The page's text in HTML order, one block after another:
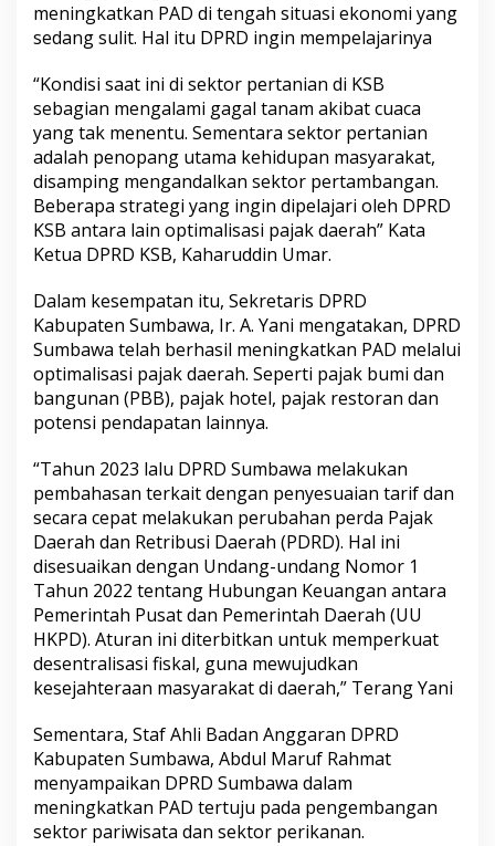
meningkatkan PAD di tengah situasi ekonomi yang
sedang sulit. Hal itu DPRD ingin mempelajarinya
“Kondisi saat ini di sektor pertanian di KSB
sebagian mengalami gagal tanam akibat cuaca
yang tak menentu. Sementara sektor pertanian
adalah penopang utama kehidupan masyarakat,
disamping mengandalkan sektor pertambangan.
Beberapa strategi yang ingin dipelajari oleh DPRD
KSB antara lain optimalisasi pajak daerah” Kata
Ketua DPRD KSB, Kaharuddin Umar.
Dalam kesempatan itu, Sekretaris DPRD
Kabupaten Sumbawa, Ir. A. Yani mengatakan, DPRD
Sumbawa telah berhasil meningkatkan PAD melalui
optimalisasi pajak daerah. Seperti pajak bumi dan
bangunan (PBB), pajak hotel, pajak restoran dan
potensi pendapatan lainnya.
“Tahun 2023 lalu DPRD Sumbawa melakukan
pembahasan terkait dengan penyesuaian tarif dan
secara cepat melakukan perubahan perda Pajak
Daerah dan Retribusi Daerah (PDRD). Hal ini
disesuaikan dengan Undang-undang Nomor 1
Tahun 2022 tentang Hubungan Keuangan antara
Pemerintah Pusat dan Pemerintah Daerah (UU
HKPD). Aturan ini diterbitkan untuk memperkuat
desentralisasi fiskal, guna mewujudkan
kesejahteraan masyarakat di daerah,” Terang Yani
Sementara, Staf Ahli Badan Anggaran DPRD
Kabupaten Sumbawa, Abdul Maruf Rahmat
menyampaikan DPRD Sumbawa dalam
meningkatkan PAD tertuju pada pengembangan
sektor pariwisata dan sektor perikanan.